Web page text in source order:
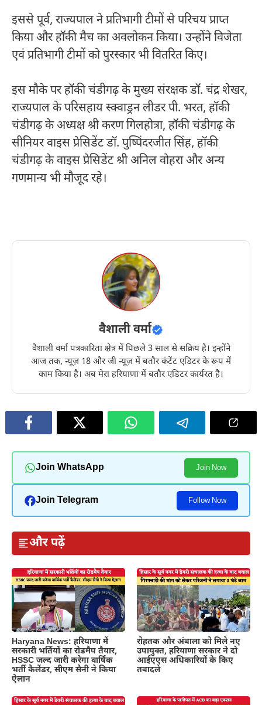
इससे पूर्व, राज्यपाल ने प्रतिभागी टीमों से परिचय प्राप्त
किया और हॉकी मैच का अवलोकन किया। उन्होंने विजेता
एवं प्रतिभागी टीमों को पुरस्कार भी वितरित किए।
इस मौके पर हॉकी चंडीगढ़ के मुख्य संरक्षक डॉ. चंद्र शेखर,
राज्यपाल के परिसहाय स्क्वाड्रन लीडर पी. भरत, हॉकी
चंडीगढ़ के अध्यक्ष श्री करण गिलहोत्रा, हॉकी चंडीगढ़ के
सीनियर वाइस प्रेसिडेंट डॉ. पुष्पिंदरजीत सिंह, हॉकी
चंडीगढ़ के वाइस प्रेसिडेंट श्री अनिल वोहरा और अन्य
गणमान्य भी मौजूद रहे।
वैशाली वर्मा
वैशाली वर्मा पत्रकारिता क्षेत्र में पिछले 3 साल से सक्रिय है। इन्होंने
आज तक, न्यूज़ 18 और जी न्यूज़ में बतौर कंटेंट एडिटर के रूप में
काम किया है। अब मेरा हरियाणा में बतौर एडिटर कार्यरत है।
Join WhatsApp Join Now
Join Telegram Follow Now
और पढ़ें
Haryana News: हरियाणा में
सरकारी भर्तियों का रोडमैप तैयार,
HSSC जल्द जारी करेगा वार्षिक
भर्ती कैलेंडर, सीएम सैनी ने किया
ऐलान
रोहतक और अंबाला को मिले नए
उपायुक्त, हरियाणा सरकार ने दो
आईएएस अधिकारियों के किए
तबादले